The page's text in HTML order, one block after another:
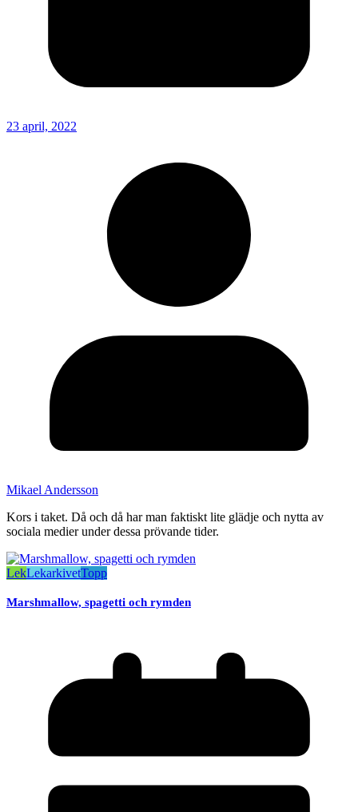
23 april, 2022
Mikael Andersson
Kors i taket. Då och då har man faktiskt lite glädje och nytta av
sociala medier under dessa prövande tider.
LekLekarkivetTopp
Marshmallow, spagetti och rymden